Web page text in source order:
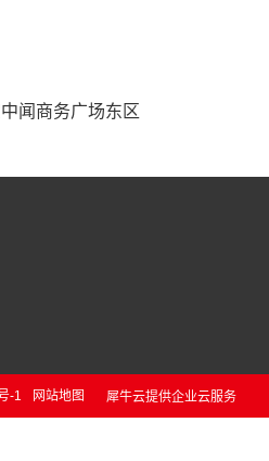
闻商务广场东区
-1 网站地图 犀牛云提供企业云服务